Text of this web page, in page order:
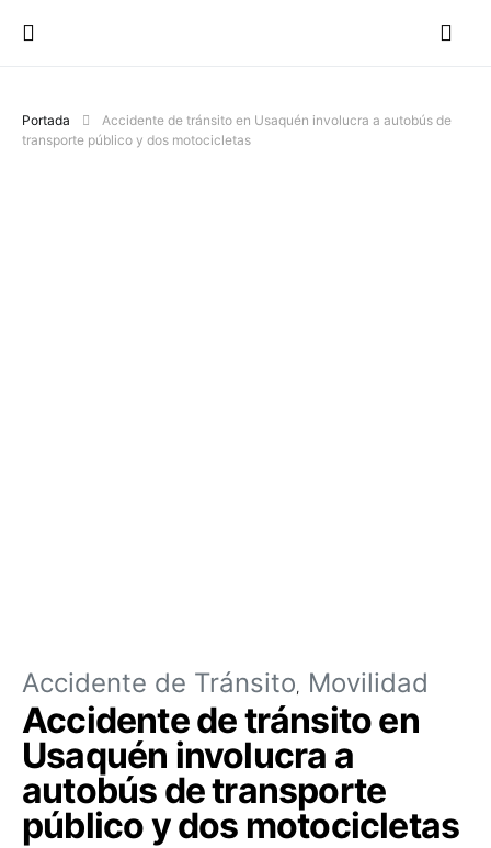
Portada
Accidente de tránsito en Usaquén involucra a autobús de
transporte público y dos motocicletas
Accidente de Tránsito Movilidad
Accidente de tránsito en
Usaquén involucra a
autobús de transporte
público y dos motocicletas